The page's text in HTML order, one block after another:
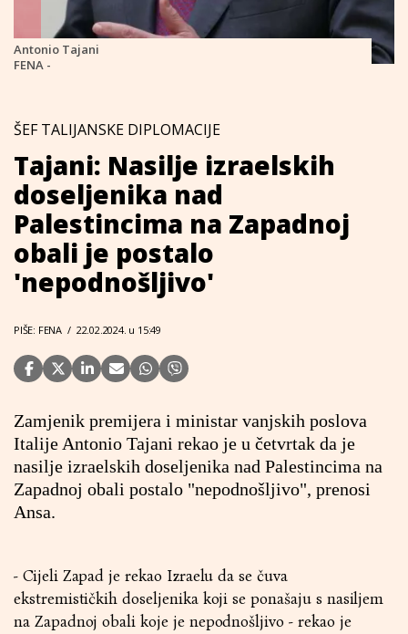
Antonio Tajani
FENA -
ŠEF TALIJANSKE DIPLOMACIJE
Tajani: Nasilje izraelskih
doseljenika nad
Palestincima na Zapadnoj
obali je postalo
'nepodnošljivo'
PIŠE: FENA / 22.02.2024. u 15:49
Zamjenik premijera i ministar vanjskih poslova
Italije Antonio Tajani rekao je u četvrtak da je
nasilje izraelskih doseljenika nad Palestincima na
Zapadnoj obali postalo "nepodnošljivo", prenosi
Ansa.
- Cijeli Zapad je rekao Izraelu da se čuva
ekstremističkih doseljenika koji se ponašaju s nasiljem
na Zapadnoj obali koje je nepodnošljivo - rekao je